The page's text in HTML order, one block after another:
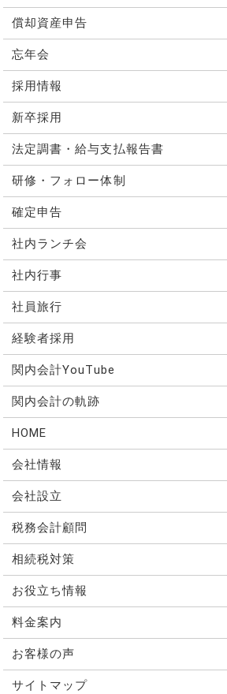
償却資産申告
忘年会
採用情報
新卒採用
法定調書・給与支払報告書
研修・フォロー体制
確定申告
社内ランチ会
社内行事
社員旅行
経験者採用
関内会計YouTube
関内会計の軌跡
HOME
会社情報
会社設立
税務会計顧問
相続税対策
お役立ち情報
料金案内
お客様の声
サイトマップ